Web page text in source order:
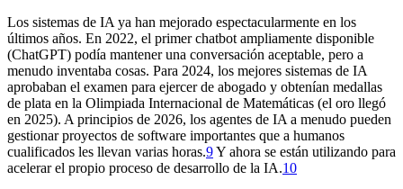
Los sistemas de IA ya han mejorado espectacularmente en los
últimos años. En 2022, el primer chatbot ampliamente disponible
(ChatGPT) podía mantener una conversación aceptable, pero a
menudo inventaba cosas. Para 2024, los mejores sistemas de IA
aprobaban el examen para ejercer de abogado y obtenían medallas
de plata en la Olimpiada Internacional de Matemáticas (el oro llegó
en 2025). A principios de 2026, los agentes de IA a menudo pueden
gestionar proyectos de software importantes que a humanos
cualificados les llevan varias horas.⁠9Y ahora se están utilizando para
acelerar el propio proceso de desarrollo de la IA.⁠10